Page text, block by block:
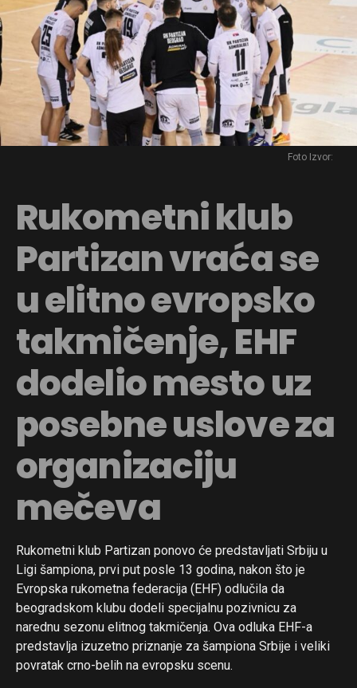
Foto Izvor:
Rukometni klub
Partizan vraća se
u elitno evropsko
takmičenje, EHF
dodelio mesto uz
posebne uslove za
organizaciju
mečeva
Rukometni klub Partizan ponovo će predstavljati Srbiju u
Ligi šampiona, prvi put posle 13 godina, nakon što je
Evropska rukometna federacija (EHF) odlučila da
beogradskom klubu dodeli specijalnu pozivnicu za
narednu sezonu elitnog takmičenja. Ova odluka EHF-a
predstavlja izuzetno priznanje za šampiona Srbije i veliki
povratak crno-belih na evropsku scenu.